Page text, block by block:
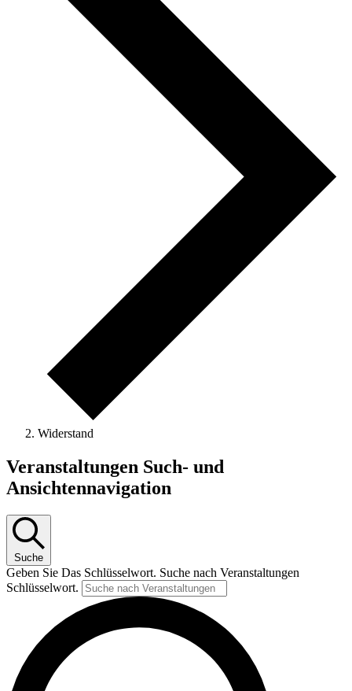
Widerstand
Veranstaltungen
Veranstaltungen Such- und
Ansichtennavigation
Suche
Geben Sie Das Schlüsselwort. Suche nach Veranstaltungen
Schlüsselwort.